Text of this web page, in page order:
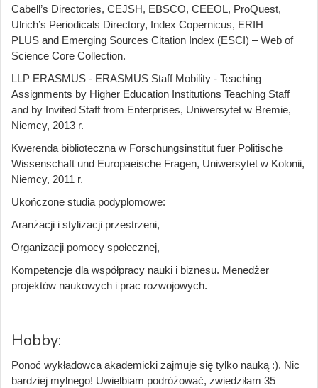
Cabell’s Directories, CEJSH, EBSCO, CEEOL, ProQuest,
Ulrich’s Periodicals Directory, Index Copernicus, ERIH
PLUS and Emerging Sources Citation Index (ESCI) – Web of
Science Core Collection.
LLP ERASMUS - ERASMUS Staff Mobility - Teaching
Assignments by Higher Education Institutions Teaching Staff
and by Invited Staff from Enterprises, Uniwersytet w Bremie,
Niemcy, 2013 r.
Kwerenda biblioteczna w Forschungsinstitut fuer Politische
Wissenschaft und Europaeische Fragen, Uniwersytet w Kolonii,
Niemcy, 2011 r.
Ukończone studia podyplomowe:
Aranżacji i stylizacji przestrzeni,
Organizacji pomocy społecznej,
Kompetencje dla współpracy nauki i biznesu. Menedżer
projektów naukowych i prac rozwojowych.
Hobby:
Ponoć wykładowca akademicki zajmuje się tylko nauką :). Nic
bardziej mylnego! Uwielbiam podróżować, zwiedziłam 35